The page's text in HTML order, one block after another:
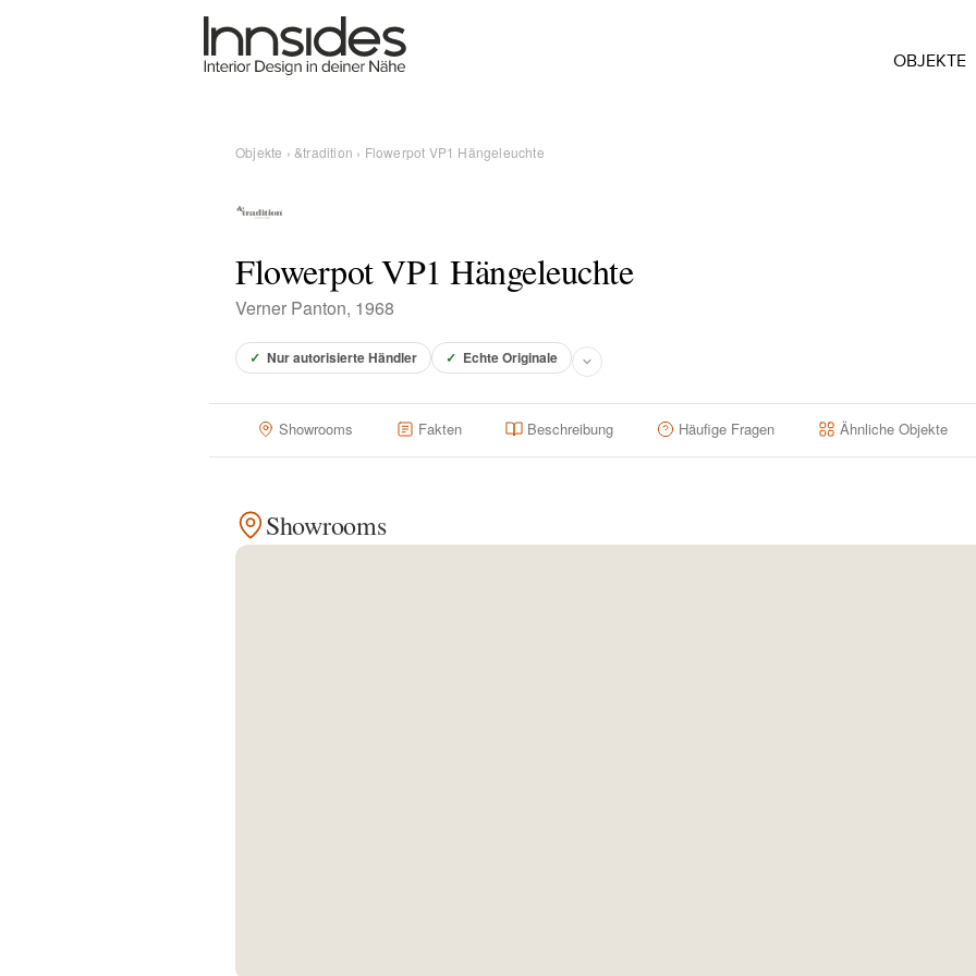
OBJEKTE
Objekte ›&tradition › Flowerpot VP1 Hängeleuchte
Flowerpot VP1 Hängeleuchte
Verner Panton, 1968
✓ Nur autorisierte Händler ✓ Echte Originale
Showrooms Fakten Beschreibung Häufige Fragen Ähnliche Objekte
Showrooms